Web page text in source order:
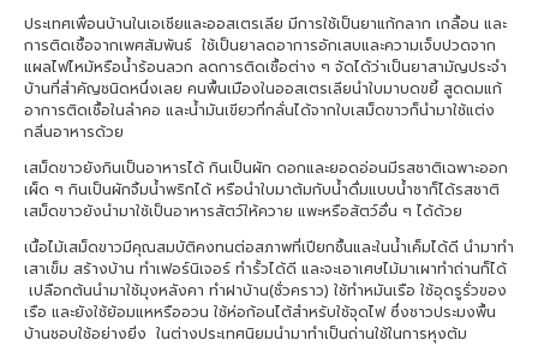
ประเทศเพื่อนบ้านในเอเชียและออสเตรเลีย มีการใช้เป็นยาแก้กลาก เกลื้อน และ
การติดเชื้อจากเพศสัมพันธ์ ใช้เป็นยาลดอาการอักเสบและความเจ็บปวดจาก
แผลไฟไหม้หรือน้ำร้อนลวก ลดการติดเชื้อต่าง ๆ จัดได้ว่าเป็นยาสามัญประจำ
บ้านที่สำคัญชนิดหนึ่งเลย คนพื้นเมืองในออสเตรเลียนำใบมาบดขยี้ สูดดมแก้
อาการติดเชื้อในลำคอ และน้ำมันเขียวที่กลั่นได้จากใบเสม็ดขาวก็นำมาใช้แต่ง
กลิ่นอาหารด้วย
เสม็ดขาวยังกินเป็นอาหารได้ กินเป็นผัก ดอกและยอดอ่อนมีรสชาติเฉพาะออก
เผ็ด ๆ กินเป็นผักจิ้มน้ำพริกได้ หรือนำใบมาต้มกับน้ำดื่มแบบน้ำชาก็ได้รสชาติ
เสม็ดขาวยังนำมาใช้เป็นอาหารสัตว์ให้ควาย แพะหรือสัตว์อื่น ๆ ได้ด้วย
เนื้อไม้เสม็ดขาวมีคุณสมบัติคงทนต่อสภาพที่เปียกชื้นและในน้ำเค็มได้ดี นำมาทำ
เสาเข็ม สร้างบ้าน ทำเฟอร์นิเจอร์ ทำรั้วได้ดี และจะเอาเศษไม้มาเผาทำถ่านก็ได้
เปลือกต้นนำมาใช้มุงหลังคา ทำฝาบ้าน(ชั่วคราว) ใช้ทำหมันเรือ ใช้อุดรูรั่วของ
เรือ และยังใช้ย้อมแหหรืออวน ใช้ห่อก้อนไต้สำหรับใช้จุดไฟ ซึ่งชาวประมงพื้น
บ้านชอบใช้อย่างยิ่ง ในต่างประเทศนิยมนำมาทำเป็นถ่านใช้ในการหุงต้ม